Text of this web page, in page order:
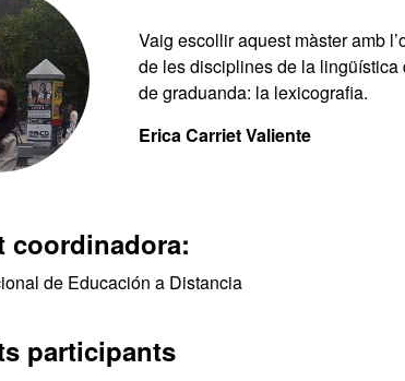
Vaig escollir aquest màster amb
de les disciplines de la lingüística
de graduanda: la lexicografia.
Erica Carriet Valiente
coordinadora:
de Educación a Distancia
participants